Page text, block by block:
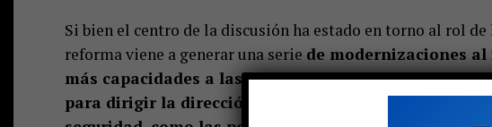
Si bien el centro de la discusión ha estado en torno al rol
reforma viene a generar una serie de modernizaciones
más capacidades a las direcciones municipales de
para dirigir la dirección, dinámicas locales de